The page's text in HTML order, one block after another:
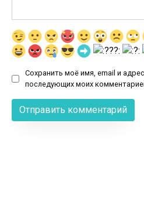
Сохранить моё имя, email и
последующих моих